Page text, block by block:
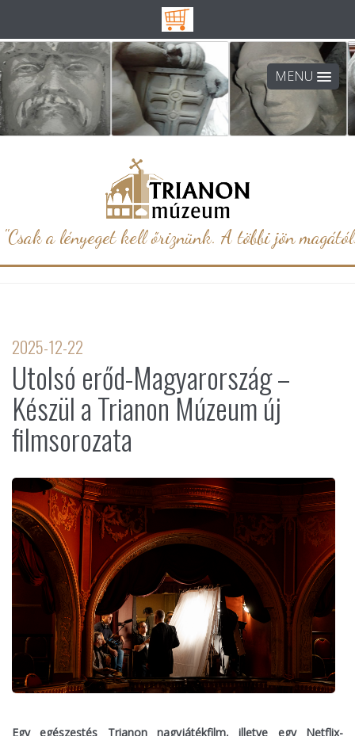
MENU
"Csak a lényeget kell őriznünk. A többi jön
2025-12-22
Utolsó erőd-Magyarország –
Készül a Trianon Múzeum új
filmsorozata
Egy egészestés Trianon nagyjátékfilm, illetve egy Netflix-